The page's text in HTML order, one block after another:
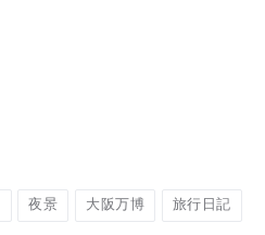
夜景 大阪万博 旅行日記